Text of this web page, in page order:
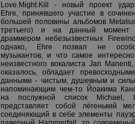
Love.Might.Kill - новый проект
Ehre, принявшего участие в
большей половины альбомов
третьего) и на данный момент
драммером небезызвестных
однако, Ehre позвал не
музыкантов, и что самое
неизвестного вокалиста Jan
оказалось, обладает
данными - чистым, душевным и
напоминающим чем-то Йоакима
на послужной список Michael,
представляет собой лёгенький
соединяющий в себе элементы